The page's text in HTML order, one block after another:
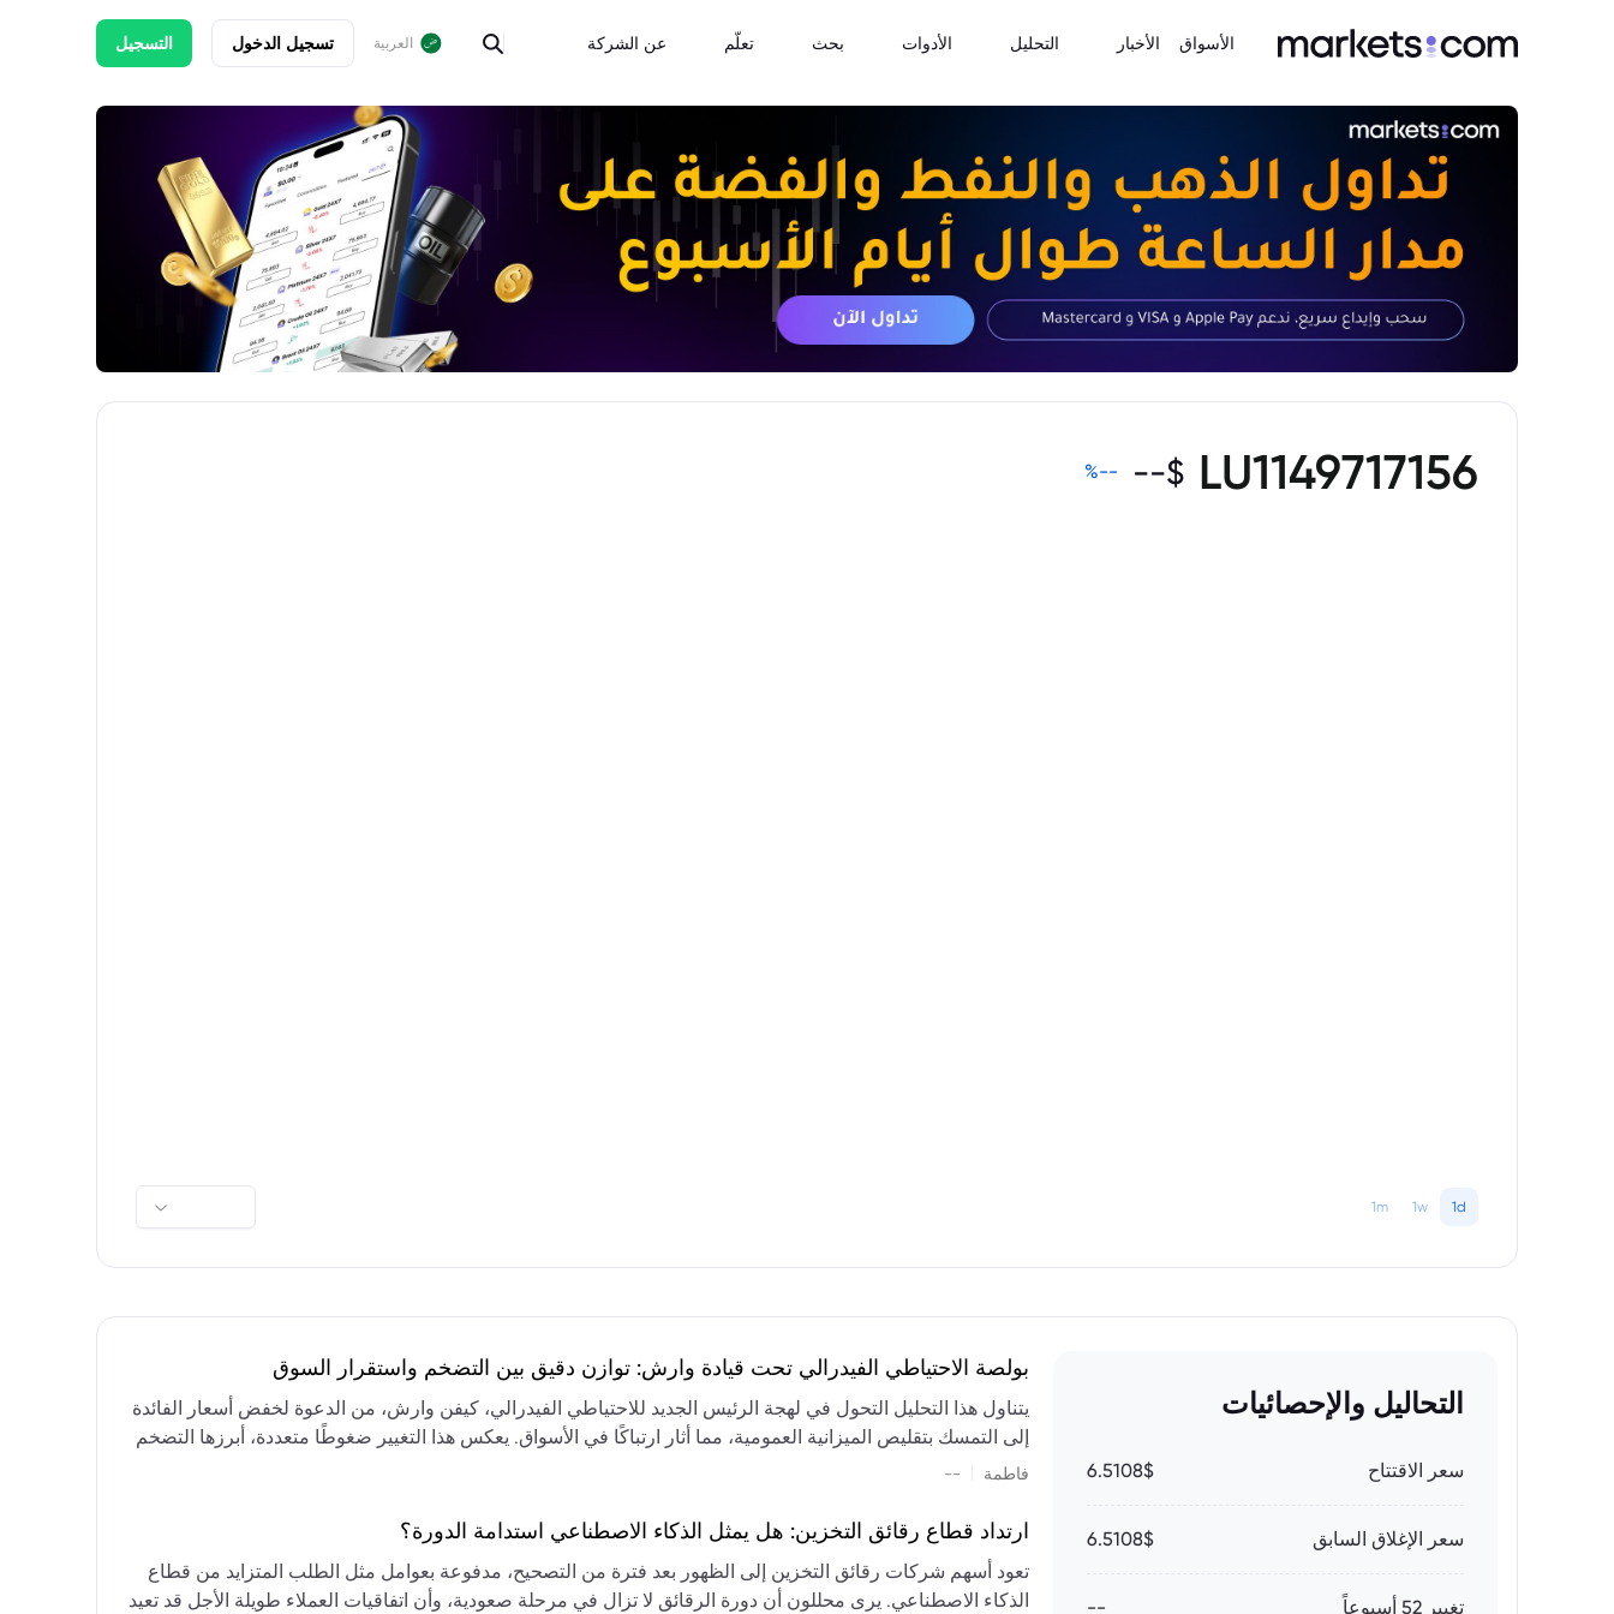
الأسواق الأخبار التحليل الأدوات بحث تعلّم عن الشركة العربية تسجيل الدخول التسجيل
LU1149717156
$
--
--
%
1d
1w
1m
التحاليل والإحصائيات
سعر الاقتتاح 6.5108$
سعر الإغلاق السابق 6.5108$
تغيير 52 أسبوعاً --
بولصة الاحتياطي الفيدرالي تحت قيادة وارش: توازن دقيق بين التضخم واستقرار السوق
يتناول هذا التحليل التحول في لهجة الرئيس الجديد للاحتياطي الفيدرالي، كيفن وارش، من الدعوة لخفض أسعار الفائدة
إلى التمسك بتقليص الميزانية العمومية، مما أثار ارتباكًا في الأسواق. يعكس هذا التغيير ضغوطًا متعددة، أبرزها التضخم
المستمر، والعجز المالي الكبير، والتوترات الجيوسياسية في الشرق الأوسط، التي تقيد خيارات خفض الفائدة أو خفض
وتجنب التدابير الاستفزازية التي قد تزعزع استقرار السوق.
فاطمة --
ارتداد قطاع رقائق التخزين: هل يمثل الذكاء الاصطناعي استدامة الدورة؟
تعود أسهم شركات رقائق التخزين إلى الظهور بعد فترة من التصحيح، مدفوعة بعوامل مثل الطلب المتزايد من قطاع
الذكاء الاصطناعي. يرى محللون أن دورة الرقائق لا تزال في مرحلة صعودية، وأن اتفاقيات العملاء طويلة الأجل قد تعيد